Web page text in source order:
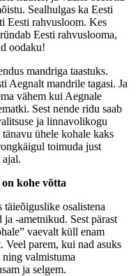
Sealhulgas ka Eesti
Eesti rahvusloom. Kes
Eesti rahvuslooma,
oodaku!
mandriga taastuks.
Aegnalt mandrile tagasi. Ja
vähem kui Aegnale
Sest nende ridu saab
ja linnavolikogu
ühele kohale kaks
toimuda just
ajal.
kohe võtta
täieõiguslike osalistena
-ametnikud. Sest pärast
vaevalt küll enam
Veel parem, kui nad asuks
valmistuma
ja selgem.